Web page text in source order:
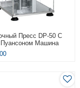
Пресс DP-50 С
Машина
Таблеток